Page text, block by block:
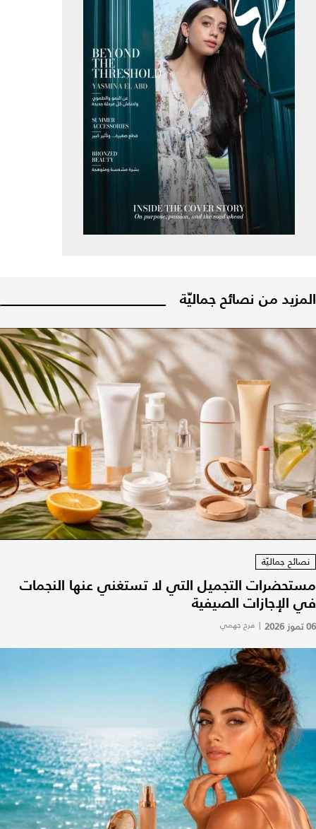
المزيد من نصائح جماليّة
نصائح جماليّة
مستحضرات التجميل التي لا تستغني عنها النجمات
في الإجازات الصيفية
06 تموز 2026 | فرح جهمي